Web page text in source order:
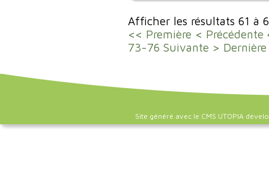
Afficher les résultats 61 à
<< Première < Précédente
73-76 Suivante >
Site généré avec le CMS UTOPIA